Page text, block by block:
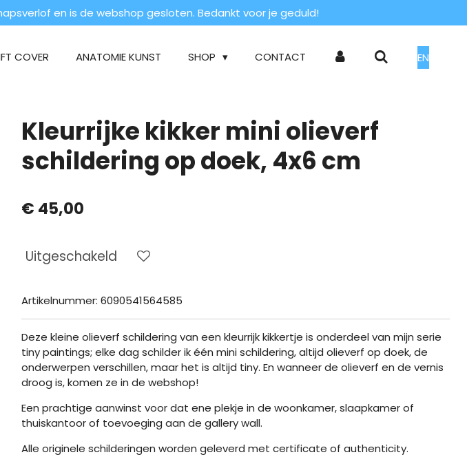
en is de webshop gesloten. Bedankt voor je geduld!
COVER ANATOMIE KUNST SHOP CONTACT EN
Kleurrijke kikker mini olieverf
schildering op doek, 4x6 cm
€ 45,00
Uitgeschakeld
Artikelnummer: 6090541564585
Deze kleine olieverf schildering van een kleurrijk kikkertje is onderdeel van mijn serie
tiny paintings; elke dag schilder ik één mini schildering, altijd olieverf op doek, de
onderwerpen verschillen, maar het is altijd tiny. En wanneer de olieverf en de vernis
droog is, komen ze in de webshop!
Een prachtige aanwinst voor dat ene plekje in de woonkamer, slaapkamer of
thuiskantoor of toevoeging aan de gallery wall.
Alle originele schilderingen worden geleverd met certificate of authenticity.